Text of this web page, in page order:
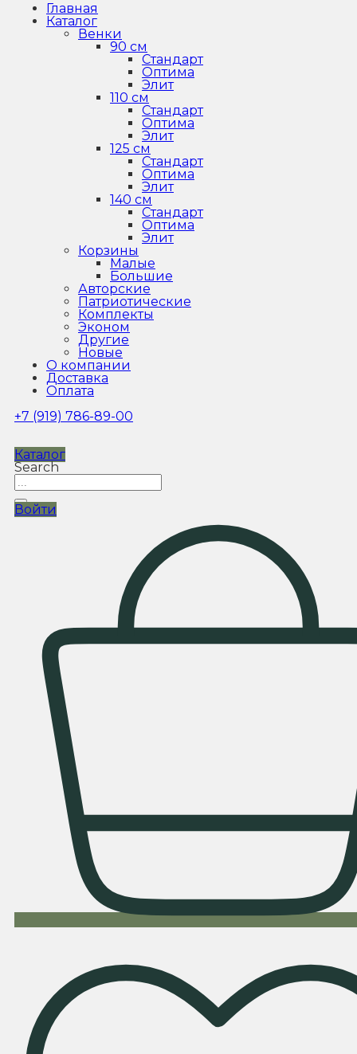
Главная
Каталог
Венки
90 см
Стандарт
Оптима
Элит
110 см
Стандарт
Оптима
Элит
125 см
Стандарт
Оптима
Элит
140 см
Стандарт
Оптима
Элит
Корзины
Малые
Большие
Авторские
Патриотические
Комплекты
Эконом
Другие
Новые
О компании
Доставка
Оплата
+7 (919) 786-89-00
Каталог
Search
Войти